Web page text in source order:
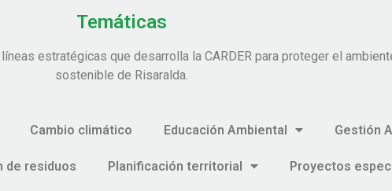
Temáticas
estratégicas que desarrolla la CARDER para proteger el
sostenible de Risaralda.
Cambio climático Educación Ambiental Gestión
de residuos Planificación territorial Proyectos